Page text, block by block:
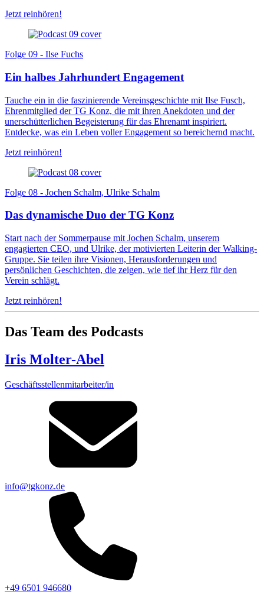
Jetzt reinhören!
Folge 09 - Ilse Fuchs
Ein halbes Jahrhundert Engagement
Tauche ein in die faszinierende Vereinsgeschichte mit Ilse Fusch,
Ehrenmitglied der TG Konz, die mit ihren Anekdoten und der
unerschütterlichen Begeisterung für das Ehrenamt inspiriert.
Entdecke, was ein Leben voller Engagement so bereichernd macht.
Jetzt reinhören!
Folge 08 - Jochen Schalm, Ulrike Schalm
Das dynamische Duo der TG Konz
Start nach der Sommerpause mit Jochen Schalm, unserem
engagierten CEO, und Ulrike, der motivierten Leiterin der Walking-
Gruppe. Sie teilen ihre Visionen, Herausforderungen und
persönlichen Geschichten, die zeigen, wie tief ihr Herz für den
Verein schlägt.
Jetzt reinhören!
Das Team des Podcasts
Iris Molter-Abel
Geschäftsstellenmitarbeiter/in
info@tgkonz.de
+49 6501 946680